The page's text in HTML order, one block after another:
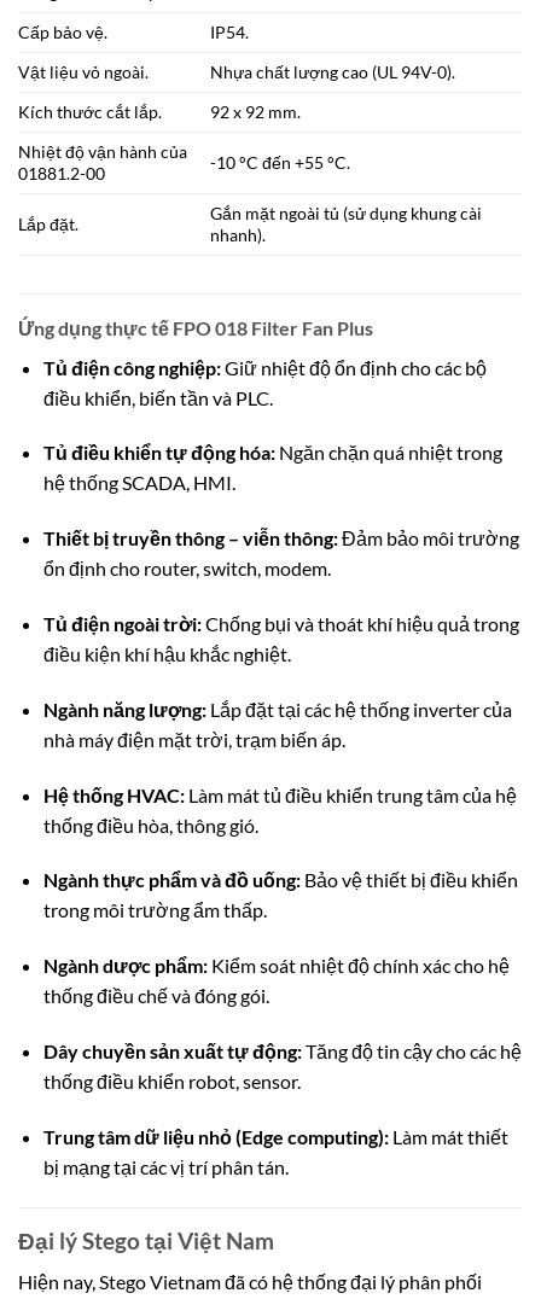
Cấp bảo vệ.
IP54.
Vật liệu vỏ ngoài.
Nhựa chất lượng cao (UL 94V-0).
Kích thước cắt lắp.
92 x 92 mm.
Nhiệt độ vận hành của
01881.2-00
-10 °C đến +55 °C.
Lắp đặt.
Gắn mặt ngoài tủ (sử dụng khung cài
nhanh).
Ứng dụng thực tế FPO 018 Filter Fan Plus
Tủ điện công nghiệp:Giữ nhiệt độ ổn định cho các bộ
điều khiển, biến tần và PLC.
Tủ điều khiển tự động hóa:Ngăn chặn quá nhiệt trong
hệ thống SCADA, HMI.
Thiết bị truyền thông – viễn thông:Đảm bảo môi trường
ổn định cho router, switch, modem.
Tủ điện ngoài trời:Chống bụi và thoát khí hiệu quả trong
điều kiện khí hậu khắc nghiệt.
Ngành năng lượng: Lắp đặt tại các hệ thống inverter của
nhà máy điện mặt trời, trạm biến áp.
Hệ thống HVAC:Làm mát tủ điều khiển trung tâm của hệ
thống điều hòa, thông gió.
Ngành thực phẩm và đồ uống: Bảo vệ thiết bị điều khiển
trong môi trường ẩm thấp.
Ngành dược phẩm:Kiểm soát nhiệt độ chính xác cho hệ
thống điều chế và đóng gói.
Dây chuyền sản xuất tự động:Tăng độ tin cậy cho các hệ
thống điều khiển robot, sensor.
Trung tâm dữ liệu nhỏ (Edge computing):Làm mát thiết
bị mạng tại các vị trí phân tán.
Đại lý Stego tại Việt Nam
Hiện nay, Stego Vietnam đã có hệ thống đại lý phân phối